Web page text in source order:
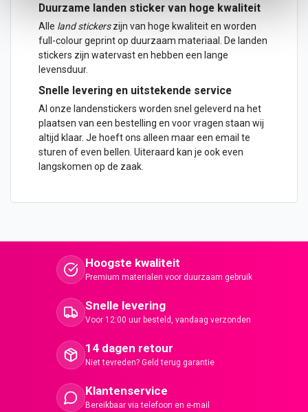
Duurzame landen sticker van hoge kwaliteit
Alle landstickerszijn van hoge kwaliteit en worden
full-colour geprint op duurzaam materiaal. De landen
stickers zijn watervast en hebben een lange
levensduur.
Snelle levering en uitstekende service
Al onze landenstickers worden snel geleverd na het
plaatsen van een bestelling en voor vragen staan wij
altijd klaar. Je hoeft ons alleen maar een email te
sturen of even bellen. Uiteraard kan je ook even
langskomen op de zaak.
Hoogste kwaliteit
Premium materialen voor duurzaam gebruik
Snelle levering
Voor 12:00 uur besteld, vandaag verzonden
14 dagen retour
Niet tevreden? Geld terug garantie
Klantenservice
Bereikbaar via telefoon en e-mail